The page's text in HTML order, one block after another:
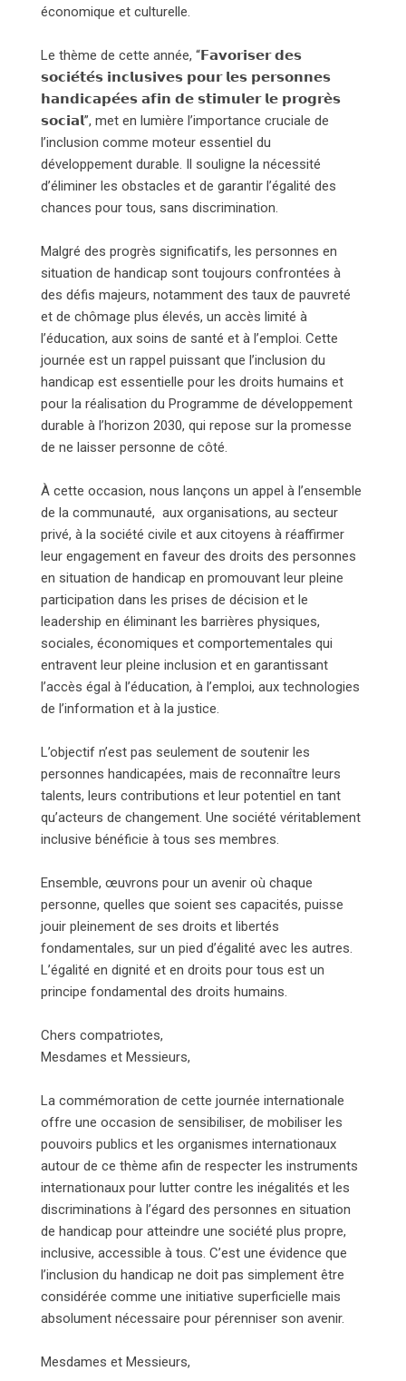
économique et culturelle.
Le thème de cette année, “𝗙𝗮𝘃𝗼𝗿𝗶𝘀𝗲𝗿 𝗱𝗲𝘀
𝘀𝗼𝗰𝗶𝗲́𝘁𝗲́𝘀 𝗶𝗻𝗰𝗹𝘂𝘀𝗶𝘃𝗲𝘀 𝗽𝗼𝘂𝗿 𝗹𝗲𝘀 𝗽𝗲𝗿𝘀𝗼𝗻𝗻𝗲𝘀
𝗵𝗮𝗻𝗱𝗶𝗰𝗮𝗽𝗲́𝗲𝘀 𝗮𝗳𝗶𝗻 𝗱𝗲 𝘀𝘁𝗶𝗺𝘂𝗹𝗲𝗿 𝗹𝗲 𝗽𝗿𝗼𝗴𝗿𝗲̀𝘀
𝘀𝗼𝗰𝗶𝗮𝗹”, met en lumière l’importance cruciale de
l’inclusion comme moteur essentiel du
développement durable. Il souligne la nécessité
d’éliminer les obstacles et de garantir l’égalité des
chances pour tous, sans discrimination.
Malgré des progrès significatifs, les personnes en
situation de handicap sont toujours confrontées à
des défis majeurs, notamment des taux de pauvreté
et de chômage plus élevés, un accès limité à
l’éducation, aux soins de santé et à l’emploi. Cette
journée est un rappel puissant que l’inclusion du
handicap est essentielle pour les droits humains et
pour la réalisation du Programme de développement
durable à l’horizon 2030, qui repose sur la promesse
de ne laisser personne de côté.
À cette occasion, nous lançons un appel à l’ensemble
de la communauté, aux organisations, au secteur
privé, à la société civile et aux citoyens à réaffirmer
leur engagement en faveur des droits des personnes
en situation de handicap en promouvant leur pleine
participation dans les prises de décision et le
leadership en éliminant les barrières physiques,
sociales, économiques et comportementales qui
entravent leur pleine inclusion et en garantissant
l’accès égal à l’éducation, à l’emploi, aux technologies
de l’information et à la justice.
L’objectif n’est pas seulement de soutenir les
personnes handicapées, mais de reconnaître leurs
talents, leurs contributions et leur potentiel en tant
qu’acteurs de changement. Une société véritablement
inclusive bénéficie à tous ses membres.
Ensemble, œuvrons pour un avenir où chaque
personne, quelles que soient ses capacités, puisse
jouir pleinement de ses droits et libertés
fondamentales, sur un pied d’égalité avec les autres.
L’égalité en dignité et en droits pour tous est un
principe fondamental des droits humains.
Chers compatriotes,
Mesdames et Messieurs,
La commémoration de cette journée internationale
offre une occasion de sensibiliser, de mobiliser les
pouvoirs publics et les organismes internationaux
autour de ce thème afin de respecter les instruments
internationaux pour lutter contre les inégalités et les
discriminations à l’égard des personnes en situation
de handicap pour atteindre une société plus propre,
inclusive, accessible à tous. C’est une évidence que
l’inclusion du handicap ne doit pas simplement être
considérée comme une initiative superficielle mais
absolument nécessaire pour pérenniser son avenir.
Mesdames et Messieurs,